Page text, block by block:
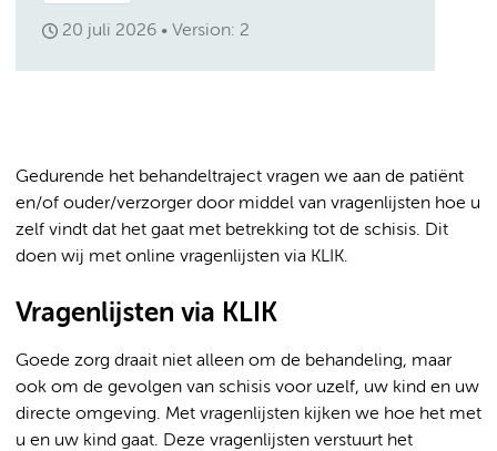
20 juli 2026 Version: 2
Gedurende het behandeltraject vragen we aan de patiënt
en/of ouder/verzorger door middel van vragenlijsten hoe u
zelf vindt dat het gaat met betrekking tot de schisis. Dit
doen wij met online vragenlijsten via KLIK.
Vragenlijsten via KLIK
Goede zorg draait niet alleen om de behandeling, maar
ook om de gevolgen van schisis voor uzelf, uw kind en uw
directe omgeving. Met vragenlijsten kijken we hoe het met
u en uw kind gaat. Deze vragenlijsten verstuurt het